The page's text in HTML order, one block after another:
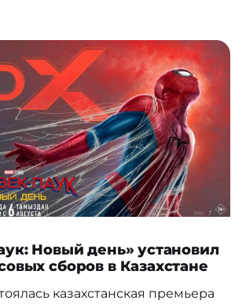
Новый день» установил
сборов в Казахстане
казахстанская премьера